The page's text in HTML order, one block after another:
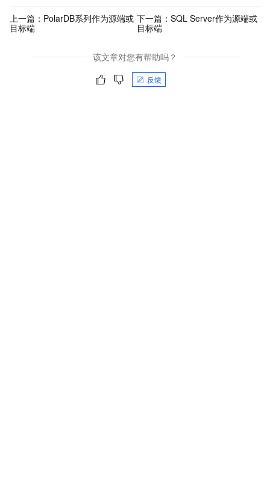
上一篇： PolarDB系列作为源端或
目标端
下一篇： SQL Server作为源端或
目标端
该文章对您有帮助吗？
反馈